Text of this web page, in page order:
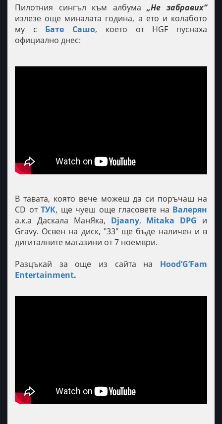
Пилотния сингъл към албума „Не забравих“
излезе още миналата година, а ето и колабото
му с Бате Сашо, което от HGF пуснаха
официално днес:
В тавата, която вече можеш да си поръчаш на
CD от ТУК, ще чуеш още гласовете на Валерян
а.к.а Даскала МанЯка, Djaany, Mitaka DPG и
Gravy. Освен на диск, "33" ще бъде наличен и в
дигиталните магазини от 7 ноември.
Разцъкай за още из сайта на Hood’G’Fam
Entertainment.